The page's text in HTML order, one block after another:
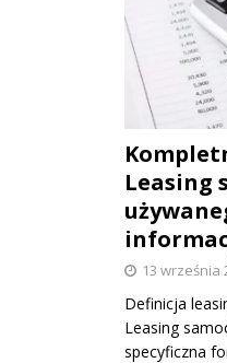
Leasing
13 września
Definicja
Leasing
specyficzna